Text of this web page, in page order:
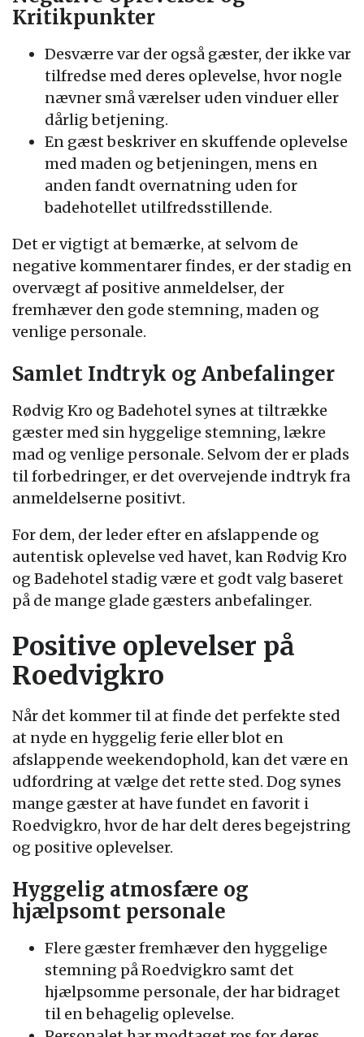
Kritikpunkter
Desværre var der også gæster, der ikke var
tilfredse med deres oplevelse, hvor nogle
nævner små værelser uden vinduer eller
dårlig betjening.
En gæst beskriver en skuffende oplevelse
med maden og betjeningen, mens en
anden fandt overnatning uden for
badehotellet utilfredsstillende.
Det er vigtigt at bemærke, at selvom de
negative kommentarer findes, er der stadig en
overvægt af positive anmeldelser, der
fremhæver den gode stemning, maden og
venlige personale.
Samlet Indtryk og Anbefalinger
Rødvig Kro og Badehotel synes at tiltrække
gæster med sin hyggelige stemning, lækre
mad og venlige personale. Selvom der er plads
til forbedringer, er det overvejende indtryk fra
anmeldelserne positivt.
For dem, der leder efter en afslappende og
autentisk oplevelse ved havet, kan Rødvig Kro
og Badehotel stadig være et godt valg baseret
på de mange glade gæsters anbefalinger.
Positive oplevelser på
Roedvigkro
Når det kommer til at finde det perfekte sted
at nyde en hyggelig ferie eller blot en
afslappende weekendophold, kan det være en
udfordring at vælge det rette sted. Dog synes
mange gæster at have fundet en favorit i
Roedvigkro, hvor de har delt deres begejstring
og positive oplevelser.
Hyggelig atmosfære og
hjælpsomt personale
Flere gæster fremhæver den hyggelige
stemning på Roedvigkro samt det
hjælpsomme personale, der har bidraget
til en behagelig oplevelse.